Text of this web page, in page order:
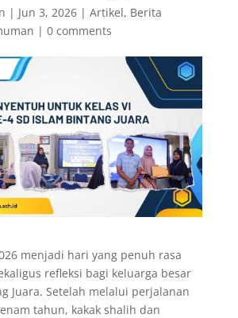
| Jun 3, 2026| Artikel, Berita
| 0 comments
menjadi hari yang penuh rasa
refleksi bagi keluarga besar
Juara. Setelah melalui perjalanan
tahun, kakak shalih dan